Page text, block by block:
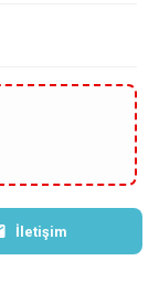
İletişim